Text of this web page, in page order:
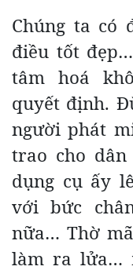
Chúng ta có
điều tốt
tâm hoá
quyết định.
người phát
trao cho
dụng cụ ấy
với bức
nữa… Thờ
làm ra lửa…